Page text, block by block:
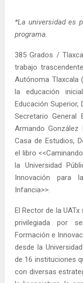
*La universidad es
programa.
385 Grados /
trabajo
Autónoma Tlaxcala
la educación
Educación
Secretario General
Armando
Casa de Estudios,
el libro
la Universidad
Innovación para
Infancia>>.
El Rector de la
privilegiada por
Formación e
desde la
de 16 instituciones
con diversas